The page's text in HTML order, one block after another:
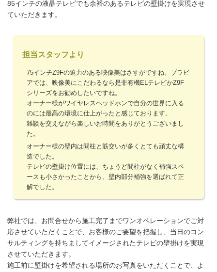
85インチの液晶テレビでも余裕のあるテレビの壁掛けを実現させ
ていただきます。
担当スタッフより
75インチZ9Fの迫力のある映像美はさすがですね。ブラビ
アでは、映像美にこだわるなら是非有機ELテレビかZ9F
シリーズをお勧めしたいですね。
オーナー様がワイヤレスヘッドホンで自分の世界に入る
のには最高の環境に仕上がったと感じております。
雑談を交えながら楽しいお時間をありがとうございまし
た。
オーナー様の壁内は間柱と筋交いが多くとても頑丈な構
造でした。
テレビの壁掛け位置には、ちょうど間柱がなく補強スペ
ースも小さかったことから、壁内部分補強を選ばれて正
解でした。
弊社では、お問合せから施工完了までワンオペレーションでご対
応させていただくことで、お客様のご要望を把握し、当日のコン
サルティングを持ちましてイメージされたテレビの壁掛けを実現
させていただきます。
施工前に壁掛けを希望される場所のお写真をいただくことで、よ